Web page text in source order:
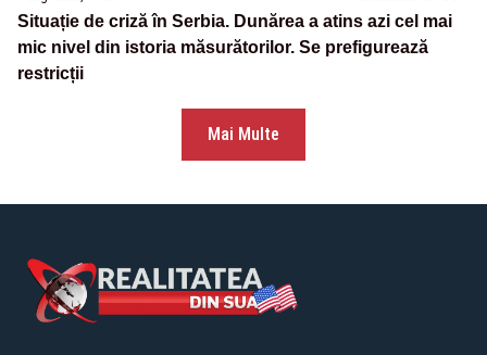
Situație de criză în Serbia. Dunărea a atins azi cel mai
mic nivel din istoria măsurătorilor. Se prefigurează
restricții
Mai Multe